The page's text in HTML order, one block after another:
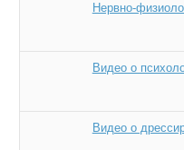
Нервно-
Видео о
Видео о